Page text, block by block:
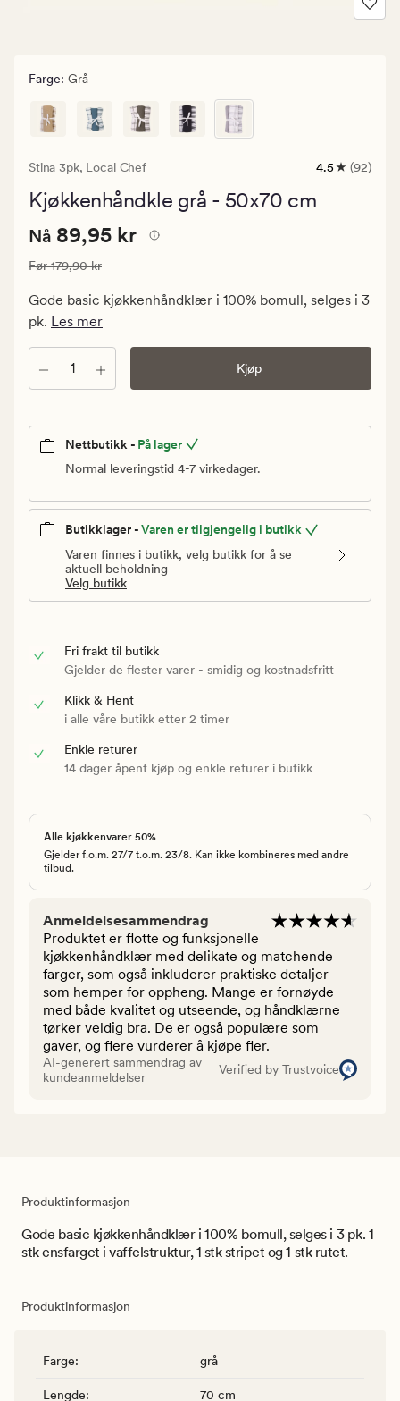
Farge: Grå
Stina 3pk, Local Chef
92
med
4.5 (92)
Kjøkkenhåndkle grå - 50x70 cm
Nåværende
89,95
kr.
Vanlig
Nåværende pris
Nå 89,95 kr
Vanlig pris 179,90 kr
Før179,90 kr
Gode basic kjøkkenhåndklær i 100% bomull, selges i 3
pk. Les mer
Antall Kjøp
Nettbutikk - På lager
Normal leveringstid 4-7 virkedager.
Butikklager -Varen er tilgjengelig i butikk
Varen finnes i butikk, velg butikk for å se
aktuell beholdning
Velg butikk
Fri frakt til butikk
Gjelder de flester varer - smidig og kostnadsfritt
Klikk & Hent
i alle våre butikk etter 2 timer
Enkle returer
14 dager åpent kjøp og enkle returer i butikk
Alle kjøkkenvarer 50%
Gjelder f.o.m. 27/7 t.o.m. 23/8. Kan ikke kombineres med andre
tilbud.
Anmeldelsesammendrag
Produktet er flotte og funksjonelle
kjøkkenhåndklær med delikate og matchende
farger, som også inkluderer praktiske detaljer
som hemper for oppheng. Mange er fornøyde
med både kvalitet og utseende, og håndklærne
tørker veldig bra. De er også populære som
gaver, og flere vurderer å kjøpe fler.
AI-generert sammendrag av
kundeanmeldelser
Verified by Trustvoice
Produktinformasjon
Gode basic kjøkkenhåndklær i 100% bomull, selges i 3 pk. 1
stk ensfarget i vaffelstruktur, 1 stk stripet og 1 stk rutet.
Produktinformasjon
Farge: grå
Lengde: 70 cm